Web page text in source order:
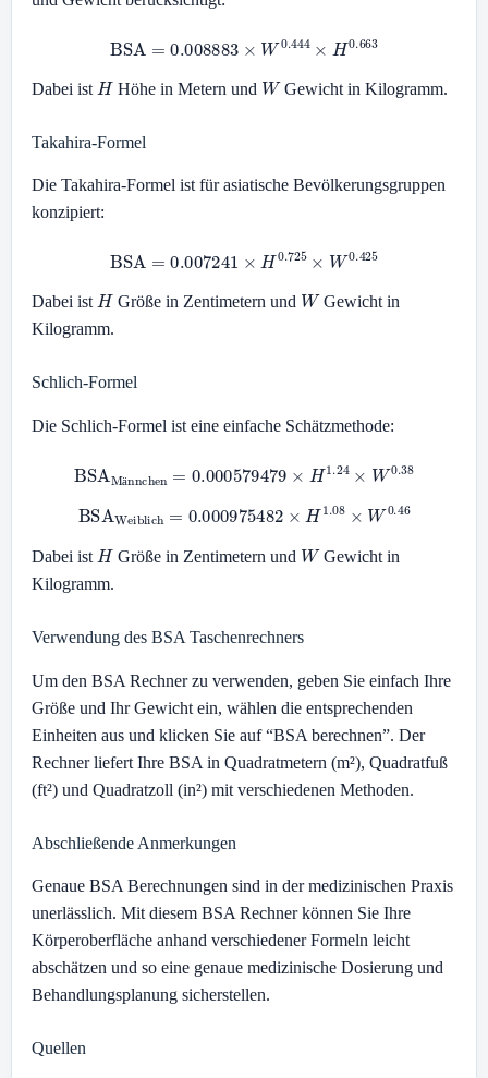
BSA 0.008883× W0.444× 0.663
Dabei ist HHöhe in Metern und WGewicht in Kilogramm.
Takahira-Formel
Die Takahira-Formel ist für asiatische Bevölkerungsgruppen
konzipiert:
BSA 0.007241× 0.725× 0.425
Dabei ist HGröße in Zentimetern und WGewicht in
Kilogramm.
Schlich-Formel
Die Schlich-Formel ist eine einfache Schätzmethode:
BSAMännchen =0.000579479 H1.24 W0.38
BSA
0.000975482 H1.08 W0.46
Dabei ist HGröße in Zentimetern und WGewicht in
Kilogramm.
Verwendung des BSA Taschenrechners
Um den BSA Rechner zu verwenden, geben Sie einfach Ihre
Größe und Ihr Gewicht ein, wählen die entsprechenden
Einheiten aus und klicken Sie auf “BSA berechnen”. Der
Rechner liefert Ihre BSA in Quadratmetern (m²), Quadratfuß
(ft²) und Quadratzoll (in²) mit verschiedenen Methoden.
Abschließende Anmerkungen
Genaue BSA Berechnungen sind in der medizinischen Praxis
unerlässlich. Mit diesem BSA Rechner können Sie Ihre
Körperoberfläche anhand verschiedener Formeln leicht
abschätzen und so eine genaue medizinische Dosierung und
Behandlungsplanung sicherstellen.
Quellen